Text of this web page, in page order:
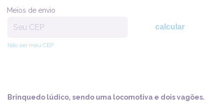
Meios de envio
calcular
Não sei meu CEP
Brinquedo lúdico, sendo uma locomotiva e dois vagões.